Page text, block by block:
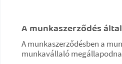
A munkaszerződés
A munkaszerződésben a
munkavállaló